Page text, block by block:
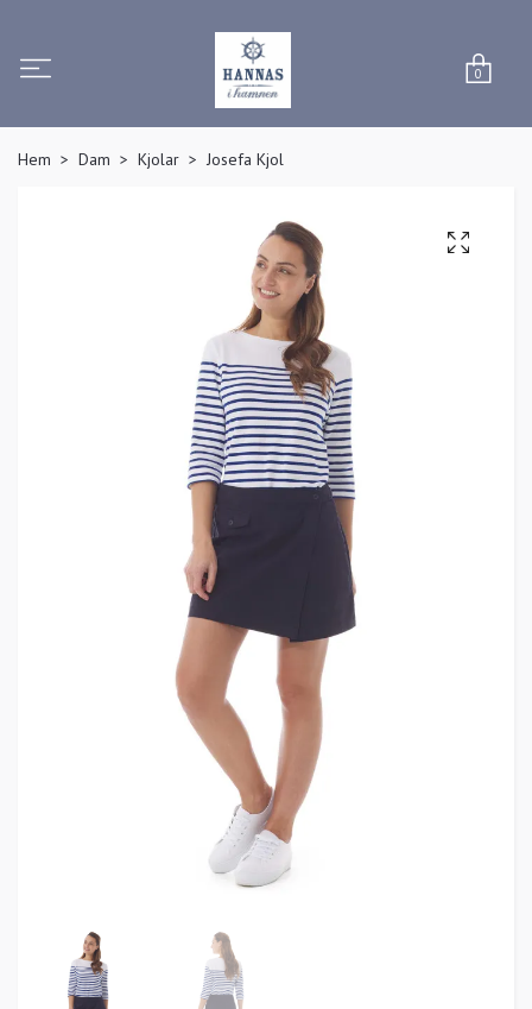
0
Hem Dam Kjolar Josefa Kjol